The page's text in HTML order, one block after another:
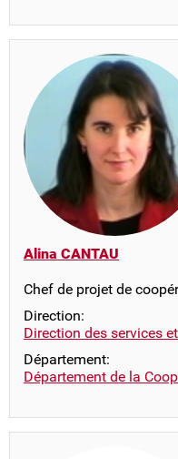
Alina CANTAU
Chef de projet de
Direction:
Direction des services
Département:
Département de la